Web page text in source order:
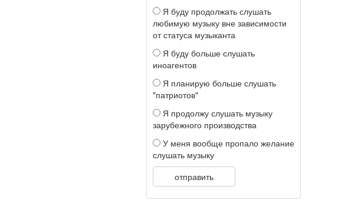
Я буду продолжать слушать
любимую музыку вне зависимости
от статуса музыканта
Я буду больше слушать
иноагентов
Я планирую больше слушать
"патриотов"
Я продолжу слушать музыку
зарубежного производства
У меня вообще пропало желание
слушать музыку
отправить